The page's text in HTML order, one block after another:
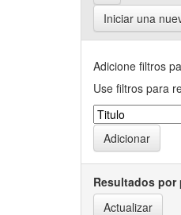
Iniciar una
Adicione filtros
Use filtros para
Resultados por